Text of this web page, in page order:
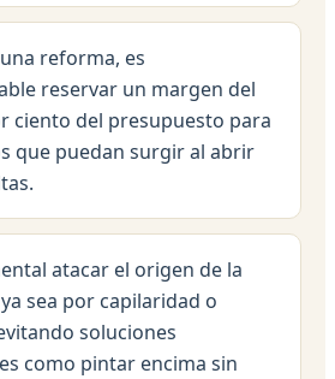
reforma, es
reservar un margen del
ciento del presupuesto para
que puedan surgir al abrir
atacar el origen de la
sea por capilaridad o
soluciones
como pintar encima sin